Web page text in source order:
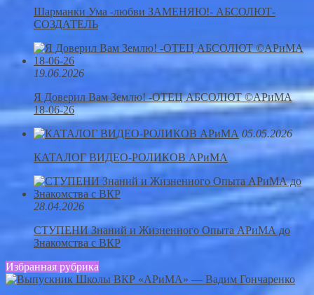
Шарманки Ума -любви ЗАМЕНЯЮ!- АБСОЛЮТ-
СОЗДАТЕЛЬ
19.06.2026
Я Доверил Вам Землю! -ОТЕЦ АБСОЛЮТ ©АРиМА
18-06-26
05.05.2026
КАТАЛОГ ВИДЕО-РОЛИКОВ АРиМА
28.04.2026
СТУПЕНИ Знаний и Жизненного Опыта АРиМА до
Знакомства с ВКР
Избранная рубрика